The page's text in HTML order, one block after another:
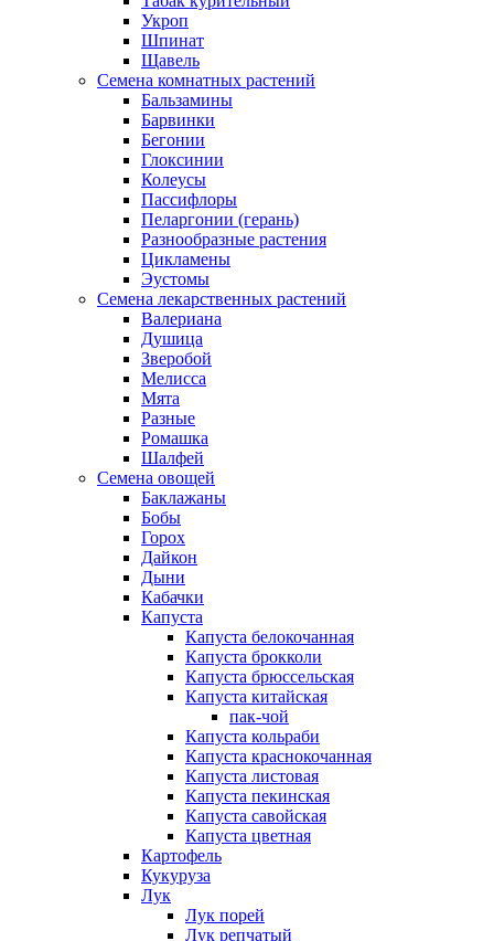
Укроп
Шпинат
Щавель
Семена комнатных растений
Бальзамины
Барвинки
Бегонии
Глоксинии
Колеусы
Пассифлоры
Пеларгонии (герань)
Разнообразные растения
Цикламены
Эустомы
Семена лекарственных растений
Валериана
Душица
Зверобой
Мелисса
Мята
Разные
Ромашка
Шалфей
Семена овощей
Баклажаны
Бобы
Горох
Дайкон
Дыни
Кабачки
Капуста
Капуста белокочанная
Капуста брокколи
Капуста брюссельская
Капуста китайская
пак-чой
Капуста кольраби
Капуста краснокочанная
Капуста листовая
Капуста пекинская
Капуста савойская
Капуста цветная
Картофель
Кукуруза
Лук
Лук порей
Лук репчатый